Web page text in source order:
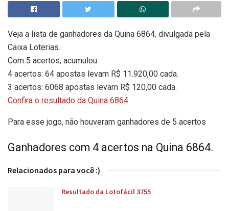
Veja a lista de ganhadores da Quina 6864, divulgada pela
Caixa Loterias.
Com 5 acertos, acumulou.
4 acertos: 64 apostas levam R$ 11.920,00 cada.
3 acertos: 6068 apostas levam R$ 120,00 cada.
Confira o resultado da Quina 6864
Para esse jogo, não houveram ganhadores de 5 acertos
Ganhadores com 4 acertos na Quina 6864.
Relacionados para você :)
Resultado da Lotofácil 3755